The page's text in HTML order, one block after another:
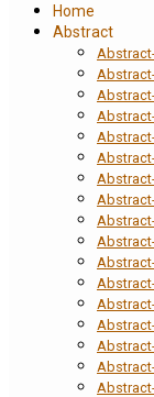
Home
Abstract
Abstract-